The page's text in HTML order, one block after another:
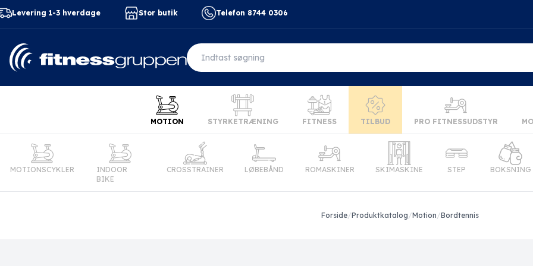
Levering 1-3 hverdage Stor butik Telefon 8744 0306
MOTION STYRKETRÆNING FITNESS TILBUD PRO FITNESSUDSTYR
MOTIONSCYKLER
INDOOR
BIKE
CROSSTRAINER LØBEBÅND ROMASKINER SKIMASKINE STEP BOKSNING
Forside/Produktkatalog/Motion/Bordtennis